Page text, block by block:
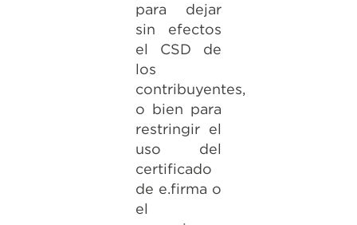
para dejar
sin efectos
el CSD de
los
contribuyentes,
o bien para
restringir el
uso del
certificado
de e.firma o
el